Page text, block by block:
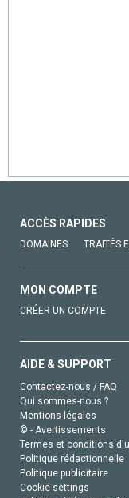
ACCÈS RAPIDES
DOMAINES TRAITÉS
MON COMPTE
CRÉER UN COMPTE
AIDE & SUPPORT
Contactez-nous / FAQ
Qui sommes-nous ?
Mentions légales
© - Avertissements
Termes et conditions
Politique rédactionnelle
Politique publicitaire
Cookie settings